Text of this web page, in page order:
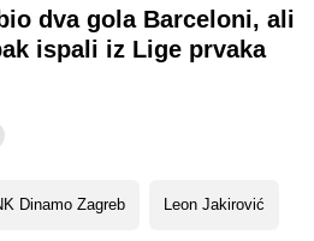
dva gola Barceloni, ali
ispali iz Lige prvaka
Dinamo Zagreb Leon Jakirović